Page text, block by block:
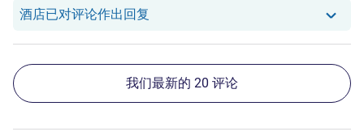
酒店已对评论作出回复 我们酒店已对 null 的评论作出回复
我们最新的 20 评论